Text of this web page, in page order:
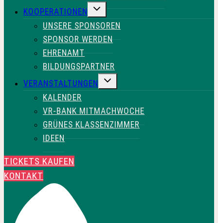
KOOPERATIONEN
UNTERMENÜ
UNSERE SPONSOREN
SPONSOR WERDEN
EHRENAMT
BILDUNGSPARTNER
VERANSTALTUNGEN
UNTERMENÜ
KALENDER
VR-BANK MITMACHWOCHE
GRÜNES KLASSENZIMMER
IDEEN
TICKETS KAUFEN
KONTAKT